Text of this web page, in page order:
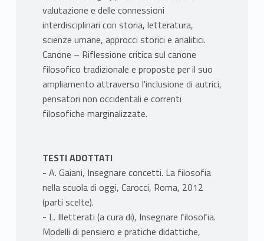
valutazione e delle connessioni
interdisciplinari con storia, letteratura,
scienze umane, approcci storici e analitici.
Canone – Riflessione critica sul canone
filosofico tradizionale e proposte per il suo
ampliamento attraverso l'inclusione di autrici,
pensatori non occidentali e correnti
filosofiche marginalizzate.
TESTI ADOTTATI
- A. Gaiani, Insegnare concetti. La filosofia
nella scuola di oggi, Carocci, Roma, 2012
(parti scelte).
- L. Illetterati (a cura di), Insegnare filosofia.
Modelli di pensiero e pratiche didattiche,